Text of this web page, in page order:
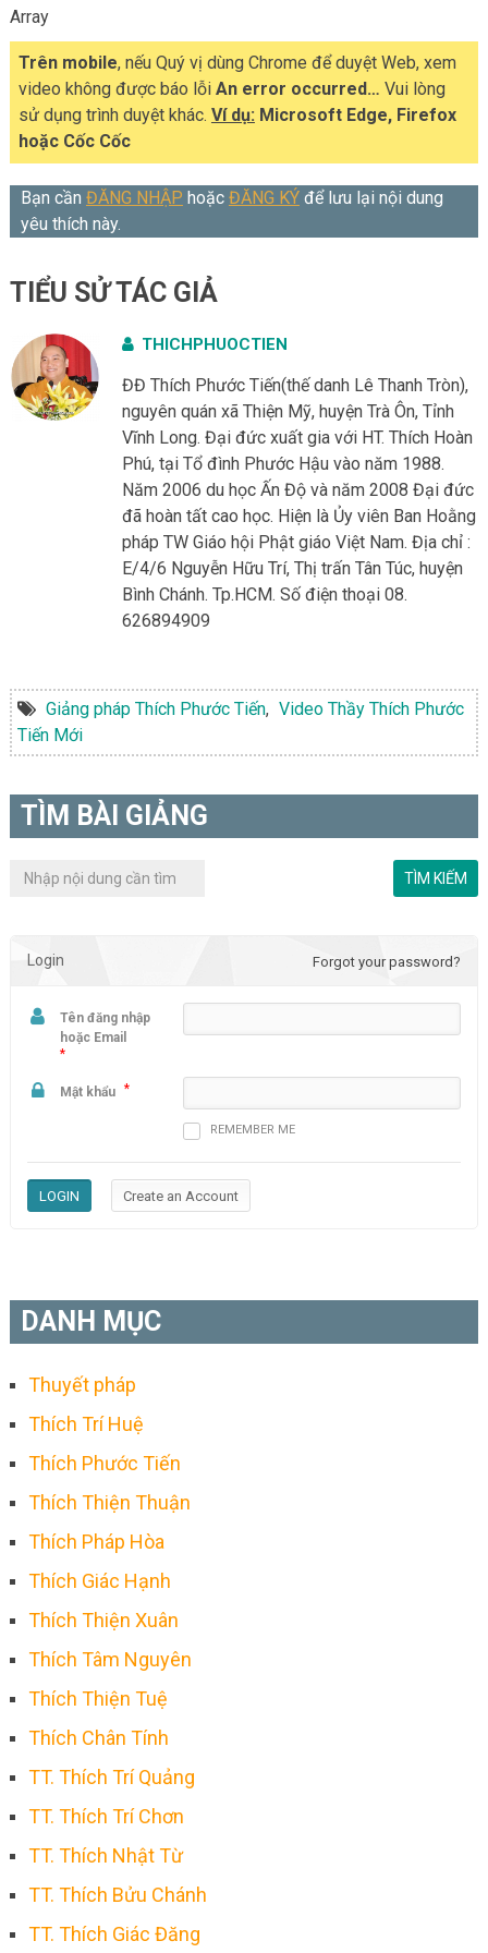
Array
Trên mobile, nếu Quý vị dùng Chrome để duyệt Web, xem
video không được báo lỗi An error occurred… Vui lòng
sử dụng trình duyệt khác. Ví dụ: Microsoft Edge, Firefox
hoặc Cốc Cốc
Bạn cần ĐĂNG NHẬP hoặc ĐĂNG KÝđể lưu lại nội dung
yêu thích này.
TIỂU SỬ TÁC GIẢ
THICHPHUOCTIEN
ĐĐ Thích Phước Tiến(thế danh Lê Thanh Tròn),
nguyên quán xã Thiện Mỹ, huyện Trà Ôn, Tỉnh
Vĩnh Long. Đại đức xuất gia với HT. Thích Hoàn
Phú, tại Tổ đình Phước Hậu vào năm 1988.
Năm 2006 du học Ấn Độ và năm 2008 Đại đức
đã hoàn tất cao học. Hiện là Ủy viên Ban Hoằng
pháp TW Giáo hội Phật giáo Việt Nam. Địa chỉ :
E/4/6 Nguyễn Hữu Trí, Thị trấn Tân Túc, huyện
Bình Chánh. Tp.HCM. Số điện thoại 08.
626894909
Giảng pháp Thích Phước Tiến, Video Thầy Thích Phước
Tiến Mới
TÌM BÀI GIẢNG
Login Forgot your password?
Tên đăng nhập
hoặc Email
*
Mật khẩu *
REMEMBER ME
DANH MỤC
Thuyết pháp
Thích Trí Huệ
Thích Phước Tiến
Thích Thiện Thuận
Thích Pháp Hòa
Thích Giác Hạnh
Thích Thiện Xuân
Thích Tâm Nguyên
Thích Thiện Tuệ
Thích Chân Tính
TT. Thích Trí Quảng
TT. Thích Trí Chơn
TT. Thích Nhật Từ
TT. Thích Bửu Chánh
TT. Thích Giác Đăng